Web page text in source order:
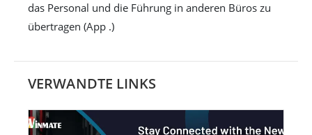
das Personal und die Führung in anderen Büros zu
übertragen (App .)
VERWANDTE LINKS